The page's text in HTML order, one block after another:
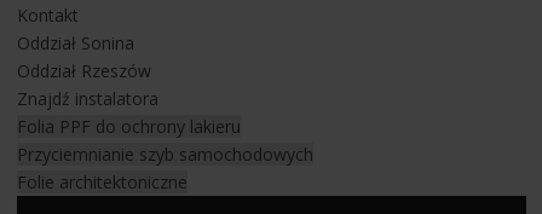
Kontakt
Oddział Sonina
Oddział Rzeszów
Znajdź instalatora
Folia PPF do ochrony lakieru
Przyciemnianie szyb samochodowych
Folie architektoniczne
- wszystkie elementy wykonane w karbonie
- zderzak tył
- dyfuzor tył
- dach